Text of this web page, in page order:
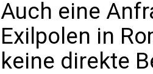
Auch eine
Exilpolen in
keine direkte